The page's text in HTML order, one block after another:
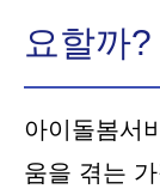
요할까?
아이돌봄서
움을 겪는